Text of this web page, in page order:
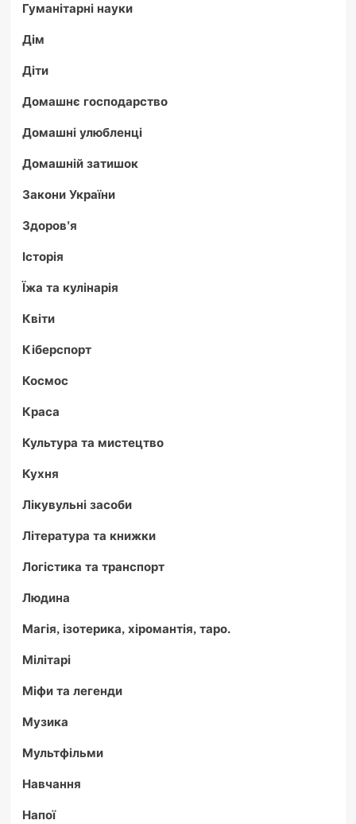
Гуманітарні науки
Дім
Діти
Домашнє господарство
Домашні улюбленці
Домашній затишок
Закони України
Здоров'я
Історія
Їжа та кулінарія
Квіти
Кіберспорт
Космос
Краса
Культура та мистецтво
Кухня
Лікувульні засоби
Література та книжки
Логістика та транспорт
Людина
Магія, ізотерика, хіромантія, таро.
Мілітарі
Міфи та легенди
Музика
Мультфільми
Навчання
Напої